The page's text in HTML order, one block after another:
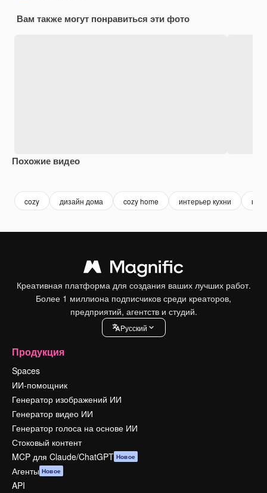
Вам также могут понравиться эти фото
Похожие видео
cozy дизайн дома cozy home интерьер кухни
Креативная платформа для создания ваших лучших работ.
Более 1 миллиона подписчиков среди креаторов,
предприятий, агентств и студий.
Pусский
Продукция
Spaces
ИИ-помощник
Генератор изображений ИИ
Генератор видео ИИ
Генератор голоса на основе ИИ
Стоковый контент
MCP для Claude/ChatGPT Новое
Агенты Новое
API